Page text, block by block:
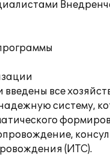
все
систему,
(ИТС).